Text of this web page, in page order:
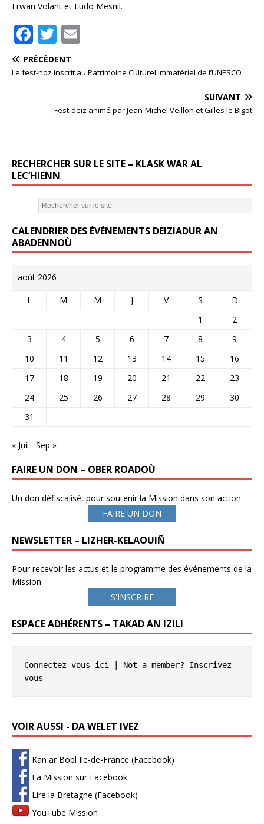
Erwan Volant et Ludo Mesnil.
F
a
c
k
T
w
it
r
ai
PRÉCÉDENT
Le fest-noz inscrit au Patrimoine Culturel Immatériel de l’UNESCO
SUIVANT
Fest-deiz animé par Jean-Michel Veillon et Gilles le Bigot
RECHERCHER SUR LE SITE – KLASK WAR AL
LEC’HIENN
CALENDRIER DES ÉVÉNEMENTS DEIZIADUR AN
ABADENNOÙ
août 2026
L M M J V S
D
1
2
3
4 5 6 7 8
9
10
11 12 13 14 15
16
17
18 19 20 21 22
23
24
25 26 27 28 29
30
31
« Juil Sep »
FAIRE UN DON – OBER ROADOÙ
Un don défiscalisé, pour soutenir la Mission dans son action
FAIRE UN DON
NEWSLETTER – LIZHER-KELAOUIÑ
Pour recevoir les actus et le programme des événements de la
Mission
S'INSCRIRE
ESPACE ADHÉRENTS – TAKAD AN IZILI
Connectez-vous ici | Not a member? Inscrivez-
vous
VOIR AUSSI - DA WELET IVEZ
Kan ar Bobl Ile-de-France (Facebook)
La Mission sur Facebook
Lire la Bretagne (Facebook)
YouTube Mission